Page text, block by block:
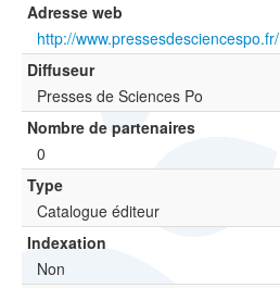
EN
ES
?
Adresse web
http://www.pressesdesciencespo.fr/
Diffuseur
Presses de Sciences Po
Nombre de partenaires
0
Type
Catalogue éditeur
Indexation
Non